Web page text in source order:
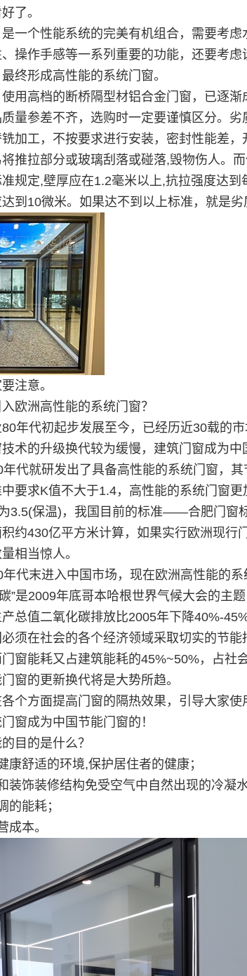
了。
一个性能系统的完美有机组合，需要考
操作手感等一系列重要的功能，还要考
终形成高性能的系统门窗。
用高档的断桥隔型材铝合金门窗，已逐
量参差不齐，选购时一定要谨慎区分。
加工，不按要求进行安装，密封性能差
推拉部分或玻璃刮落或碰落,毁物伤人。
规定,壁厚应在1.2毫米以上,抗拉强度达
到10微米。如果达不到以上标准，就是劣
注意。
欧洲高性能的系统门窗？
年代初起步发展至今，已经历近30载的
术的升级换代较为缓慢，建筑门窗成为中
年代就研发出了具备高性能的系统门窗，
要求K值不大于1.4，高性能的系统门窗
3.5(保温)，我国目前的标准——合肥门窗
约430亿平方米计算，如果实行欧洲现
相当惊人。
代末进入中国市场，现在欧洲高性能的
”是2009年底哥本哈根世界气候大会的主
总值二氧化碳排放比2005年下降40%-
须在社会的各个经济领域采取切实的节
窗能耗又占建筑能耗的45%~50%，占
窗的更新换代将是大势所趋。
个方面提高门窗的隔热效果，引导大家
窗成为中国节能门窗的！
目的是什么？
康舒适的环境,保护居住者的健康；
装饰装修结构免受空气中自然出现的冷凝
的能耗；
成本。